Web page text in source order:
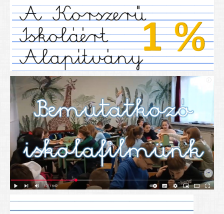
Pályázataink
SIHU
EFOP 325
TÁMOP
TIOP
Határtalanul
Névadónk
UNESCO Társult Iskola
Sportversenyek
Tanulmányi versenyek
Alapítványunk